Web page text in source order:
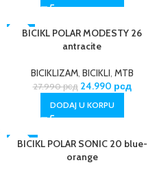
-11%BICIKL POLAR MODESTY 26
antracite
BICIKLIZAM, BICIKLI, MTB
27.990рсд 24.990 рсд
DODAJ U KORPU
-10%
BICIKL POLAR SONIC 20 blue-
orange